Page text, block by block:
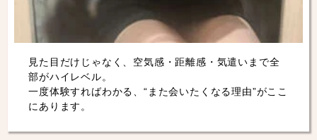
見た目だけじゃなく、空気感・距離感・気遣いまで全
部がハイレベル。
一度体験すればわかる、“また会いたくなる理由”がここ
にあります。